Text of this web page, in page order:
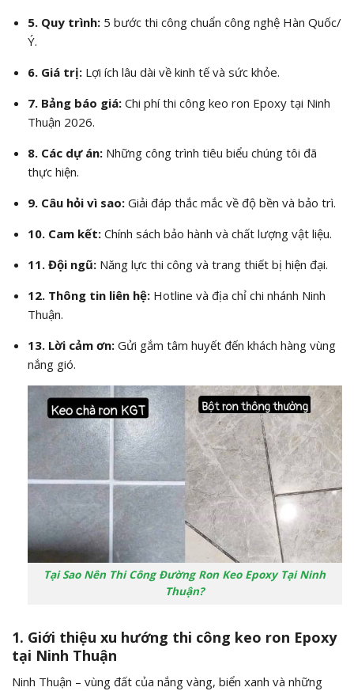
5. Quy trình:5 bước thi công chuẩn công nghệ Hàn Quốc/
Ý.
6. Giá trị:Lợi ích lâu dài về kinh tế và sức khỏe.
7. Bảng báo giá:Chi phí thi công keo ron Epoxy tại Ninh
Thuận 2026.
8. Các dự án:Những công trình tiêu biểu chúng tôi đã
thực hiện.
9. Câu hỏi vì sao:Giải đáp thắc mắc về độ bền và bảo trì.
10. Cam kết:Chính sách bảo hành và chất lượng vật liệu.
11. Đội ngũ:Năng lực thi công và trang thiết bị hiện đại.
12. Thông tin liên hệ:Hotline và địa chỉ chi nhánh Ninh
Thuận.
13. Lời cảm ơn:Gửi gắm tâm huyết đến khách hàng vùng
nắng gió.
Tại Sao Nên Thi Công Đường Ron Keo Epoxy Tại Ninh
Thuận?
1. Giới thiệu xu hướng thi công keo ron Epoxy
tại Ninh Thuận
Ninh Thuận – vùng đất của nắng vàng, biển xanh và những